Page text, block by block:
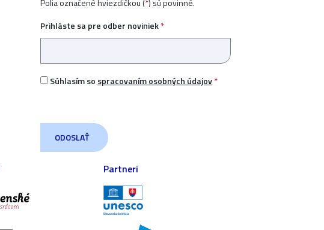
Prihláste sa pre odber noviniek*
Súhlasím so spracovaním osobných údajov*
Partneri